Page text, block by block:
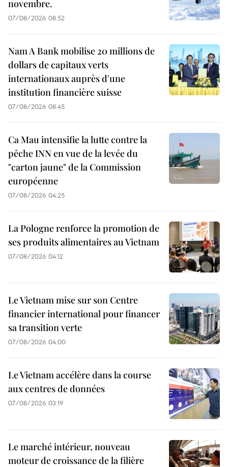
novembre.
07/08/2026 08:52
Nam A Bank mobilise 20 millions de
dollars de capitaux verts
internationaux auprès d'une
institution financière suisse
07/08/2026 08:45
Ca Mau intensifie la lutte contre la
pêche INN en vue de la levée du
"carton jaune" de la Commission
européenne
07/08/2026 04:25
La Pologne renforce la promotion de
ses produits alimentaires au Vietnam
07/08/2026 04:12
Le Vietnam mise sur son Centre
financier international pour financer
sa transition verte
07/08/2026 04:00
Le Vietnam accélère dans la course
aux centres de données
07/08/2026 03:19
Le marché intérieur, nouveau
moteur de croissance de la filière